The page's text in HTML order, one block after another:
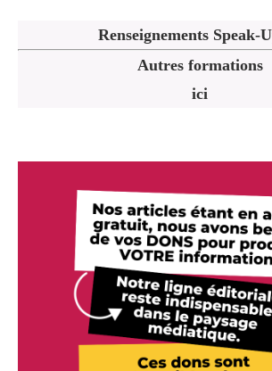
Renseignements Speak-
Autres formations
ici